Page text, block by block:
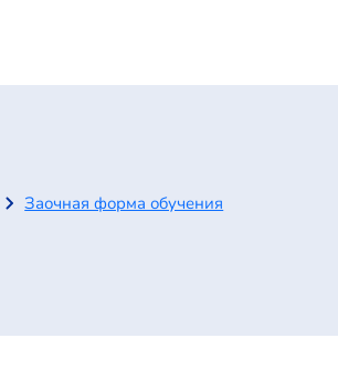
Заочная форма обучения